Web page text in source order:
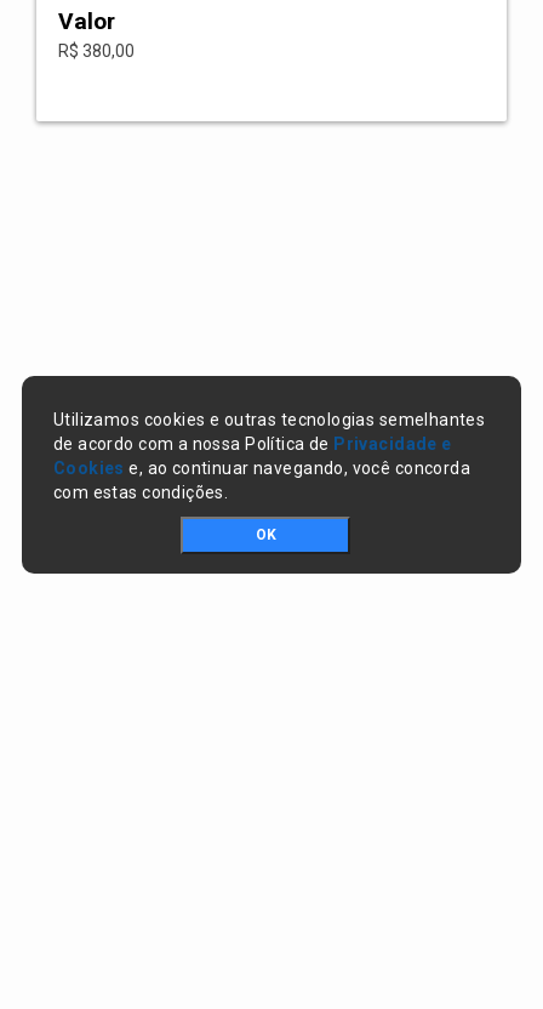
Valor
R$ 380,00
Utilizamos cookies e outras tecnologias semelhantes
de acordo com a nossa Política de Privacidade e
Cookies e, ao continuar navegando, você concorda
com estas condições.
OK